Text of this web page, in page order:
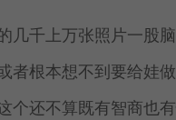
几千上万张照片一股
者根本想不到要给娃
个还不算既有智商也